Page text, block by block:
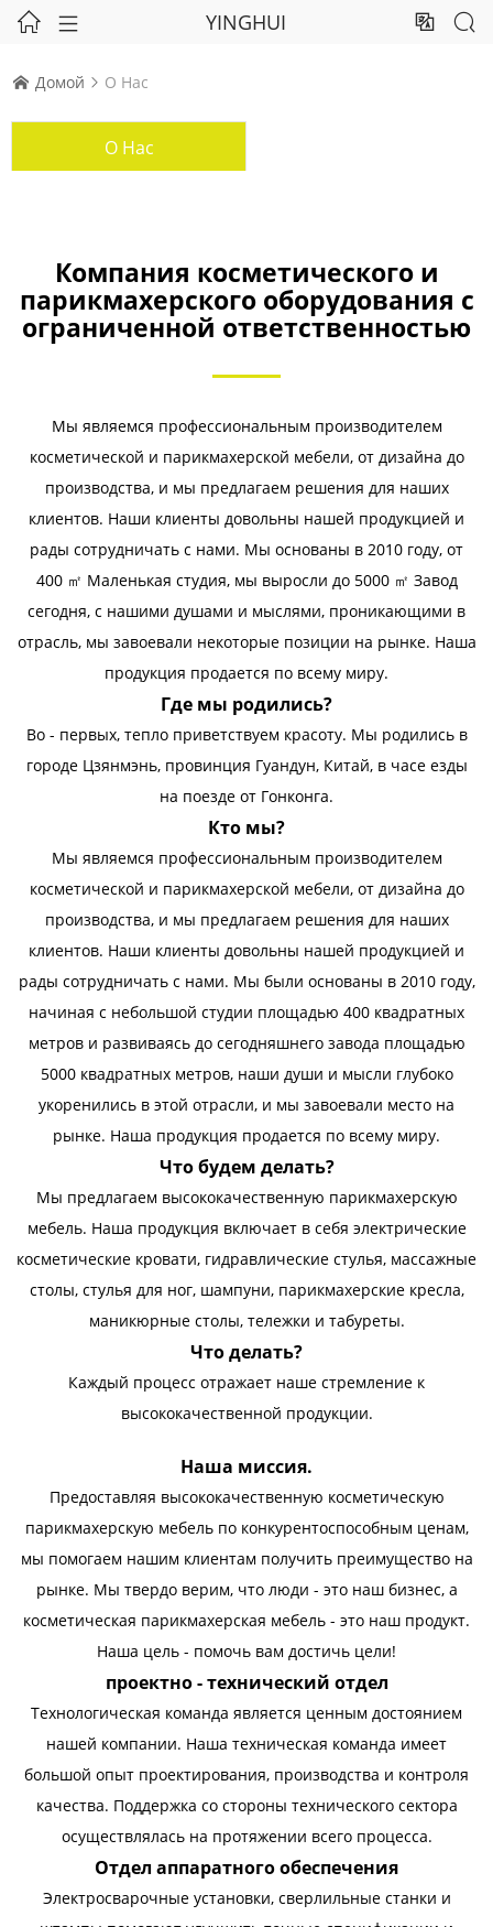
  YINGHUI  
 Домой  О Нас
О Нас
Компания косметического и
парикмахерского оборудования с
ограниченной ответственностью
Мы являемся профессиональным производителем
косметической и парикмахерской мебели, от дизайна до
производства, и мы предлагаем решения для наших
клиентов. Наши клиенты довольны нашей продукцией и
рады сотрудничать с нами. Мы основаны в 2010 году, от
400 ㎡ Маленькая студия, мы выросли до 5000 ㎡ Завод
сегодня, с нашими душами и мыслями, проникающими в
отрасль, мы завоевали некоторые позиции на рынке. Наша
продукция продается по всему миру.
Где мы родились?
Во - первых, тепло приветствуем красоту. Мы родились в
городе Цзянмэнь, провинция Гуандун, Китай, в часе езды
на поезде от Гонконга.
Кто мы?
Мы являемся профессиональным производителем
косметической и парикмахерской мебели, от дизайна до
производства, и мы предлагаем решения для наших
клиентов. Наши клиенты довольны нашей продукцией и
рады сотрудничать с нами. Мы были основаны в 2010 году,
начиная с небольшой студии площадью 400 квадратных
метров и развиваясь до сегодняшнего завода площадью
5000 квадратных метров, наши души и мысли глубоко
укоренились в этой отрасли, и мы завоевали место на
рынке. Наша продукция продается по всему миру.
Что будем делать?
Мы предлагаем высококачественную парикмахерскую
мебель. Наша продукция включает в себя электрические
косметические кровати, гидравлические стулья, массажные
столы, стулья для ног, шампуни, парикмахерские кресла,
маникюрные столы, тележки и табуреты.
Что делать?
Каждый процесс отражает наше стремление к
высококачественной продукции.
Наша миссия.
Предоставляя высококачественную косметическую
парикмахерскую мебель по конкурентоспособным ценам,
мы помогаем нашим клиентам получить преимущество на
рынке. Мы твердо верим, что люди - это наш бизнес, а
косметическая парикмахерская мебель - это наш продукт.
Наша цель - помочь вам достичь цели!
проектно - технический отдел
Технологическая команда является ценным достоянием
нашей компании. Наша техническая команда имеет
большой опыт проектирования, производства и контроля
качества. Поддержка со стороны технического сектора
осуществлялась на протяжении всего процесса.
Отдел аппаратного обеспечения
Электросварочные установки, сверлильные станки и